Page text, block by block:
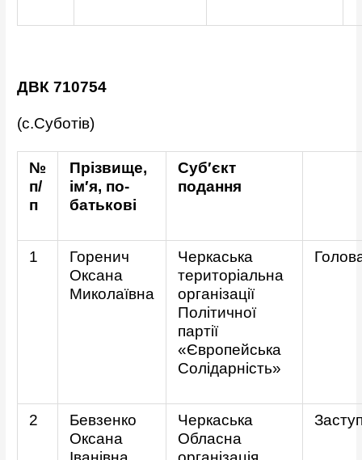
ДВК 710754
(с.Суботів)
№
п/
п
Прізвище,
ім′я, по-
батькові
Суб′єкт
подання
1
Горенич
Оксана
Миколаївна
Черкаська
територіальна
організації
Політичної
партії
«Європейська
Солідарність»
2
Бевзенко
Оксана
Черкаська
Обласна